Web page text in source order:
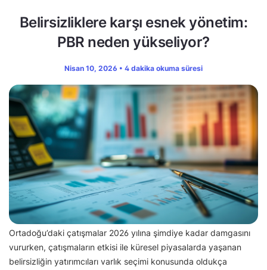
Belirsizliklere karşı esnek yönetim:
PBR neden yükseliyor?
Nisan 10, 2026 • 4 dakika okuma süresi
Ortadoğu’daki çatışmalar 2026 yılına şimdiye kadar damgasını
vururken, çatışmaların etkisi ile küresel piyasalarda yaşanan
belirsizliğin yatırımcıları varlık seçimi konusunda oldukça